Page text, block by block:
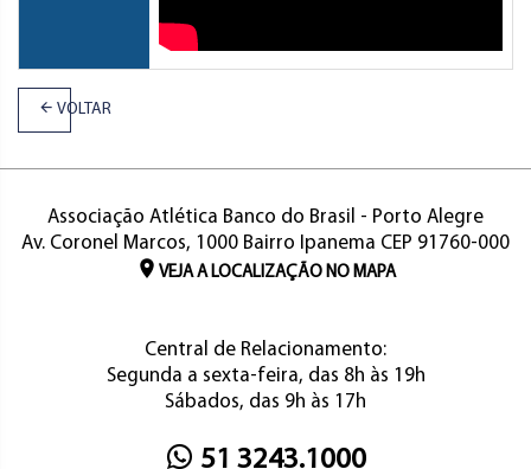
VOLTAR
Associação Atlética Banco do Brasil - Porto Alegre
Av. Coronel Marcos, 1000 Bairro Ipanema CEP 91760-000
VEJA A LOCALIZAÇÃO NO MAPA
Central de Relacionamento:
Segunda a sexta-feira, das 8h às 19h
Sábados, das 9h às 17h
51 3243.1000